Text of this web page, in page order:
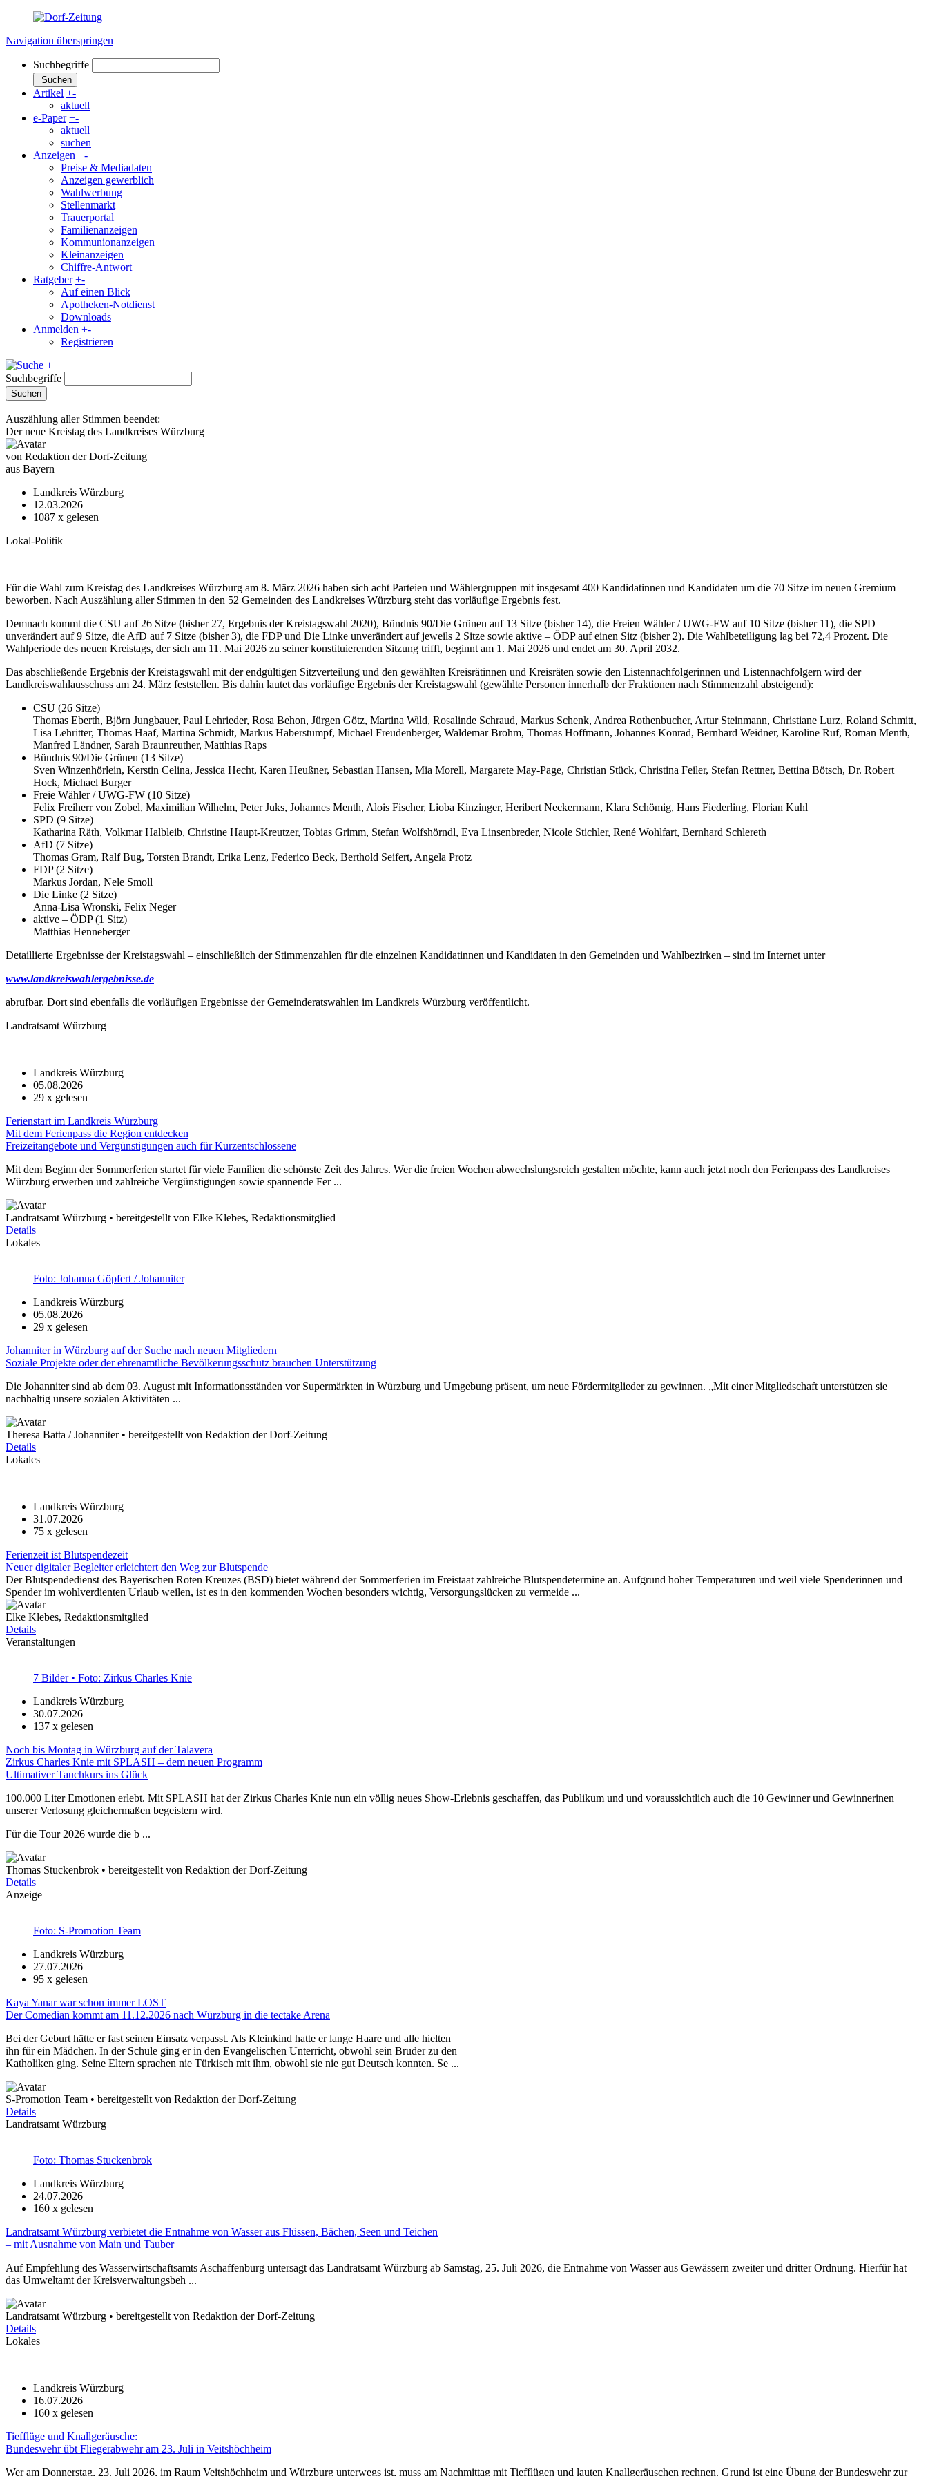
Navigation überspringen
Suchbegriffe
Suchen
Artikel +-
aktuell
e-Paper +-
aktuell
suchen
Anzeigen +-
Preise & Mediadaten
Anzeigen gewerblich
Wahlwerbung
Stellenmarkt
Trauerportal
Familienanzeigen
Kommunionanzeigen
Kleinanzeigen
Chiffre-Antwort
Ratgeber +-
Auf einen Blick
Apotheken-Notdienst
Downloads
Anmelden +-
Registrieren
+
Suchbegriffe
Suchen
Auszählung aller Stimmen beendet:
Der neue Kreistag des Landkreises Würzburg
von Redaktion der Dorf-Zeitung
aus Bayern
Landkreis Würzburg
12.03.2026
1087 x gelesen
Lokal-Politik
Für die Wahl zum Kreistag des Landkreises Würzburg am 8. März 2026 haben sich acht Parteien und Wählergruppen mit insgesamt 400 Kandidatinnen und Kandidaten um die 70 Sitze im neuen Gremium
beworben. Nach Auszählung aller Stimmen in den 52 Gemeinden des Landkreises Würzburg steht das vorläufige Ergebnis fest.
Demnach kommt die CSU auf 26 Sitze (bisher 27, Ergebnis der Kreistagswahl 2020), Bündnis 90/Die Grünen auf 13 Sitze (bisher 14), die Freien Wähler / UWG-FW auf 10 Sitze (bisher 11), die SPD
unverändert auf 9 Sitze, die AfD auf 7 Sitze (bisher 3), die FDP und Die Linke unverändert auf jeweils 2 Sitze sowie aktive – ÖDP auf einen Sitz (bisher 2). Die Wahlbeteiligung lag bei 72,4 Prozent. Die
Wahlperiode des neuen Kreistags, der sich am 11. Mai 2026 zu seiner konstituierenden Sitzung trifft, beginnt am 1. Mai 2026 und endet am 30. April 2032.
Das abschließende Ergebnis der Kreistagswahl mit der endgültigen Sitzverteilung und den gewählten Kreisrätinnen und Kreisräten sowie den Listennachfolgerinnen und Listennachfolgern wird der
Landkreiswahlausschuss am 24. März feststellen. Bis dahin lautet das vorläufige Ergebnis der Kreistagswahl (gewählte Personen innerhalb der Fraktionen nach Stimmenzahl absteigend):
CSU (26 Sitze)
Thomas Eberth, Björn Jungbauer, Paul Lehrieder, Rosa Behon, Jürgen Götz, Martina Wild, Rosalinde Schraud, Markus Schenk, Andrea Rothenbucher, Artur Steinmann, Christiane Lurz, Roland Schmitt,
Lisa Lehritter, Thomas Haaf, Martina Schmidt, Markus Haberstumpf, Michael Freudenberger, Waldemar Brohm, Thomas Hoffmann, Johannes Konrad, Bernhard Weidner, Karoline Ruf, Roman Menth,
Manfred Ländner, Sarah Braunreuther, Matthias Raps
Bündnis 90/Die Grünen (13 Sitze)
Sven Winzenhörlein, Kerstin Celina, Jessica Hecht, Karen Heußner, Sebastian Hansen, Mia Morell, Margarete May-Page, Christian Stück, Christina Feiler, Stefan Rettner, Bettina Bötsch, Dr. Robert
Hock, Michael Burger
Freie Wähler / UWG-FW (10 Sitze)
Felix Freiherr von Zobel, Maximilian Wilhelm, Peter Juks, Johannes Menth, Alois Fischer, Lioba Kinzinger, Heribert Neckermann, Klara Schömig, Hans Fiederling, Florian Kuhl
SPD (9 Sitze)
Katharina Räth, Volkmar Halbleib, Christine Haupt-Kreutzer, Tobias Grimm, Stefan Wolfshörndl, Eva Linsenbreder, Nicole Stichler, René Wohlfart, Bernhard Schlereth
AfD (7 Sitze)
Thomas Gram, Ralf Bug, Torsten Brandt, Erika Lenz, Federico Beck, Berthold Seifert, Angela Protz
FDP (2 Sitze)
Markus Jordan, Nele Smoll
Die Linke (2 Sitze)
Anna-Lisa Wronski, Felix Neger
aktive – ÖDP (1 Sitz)
Matthias Henneberger
Detaillierte Ergebnisse der Kreistagswahl – einschließlich der Stimmenzahlen für die einzelnen Kandidatinnen und Kandidaten in den Gemeinden und Wahlbezirken – sind im Internet unter
www.landkreiswahlergebnisse.de
abrufbar. Dort sind ebenfalls die vorläufigen Ergebnisse der Gemeinderatswahlen im Landkreis Würzburg veröffentlicht.
Landratsamt Würzburg
Landkreis Würzburg
05.08.2026
29 x gelesen
Ferienstart im Landkreis Würzburg
Mit dem Ferienpass die Region entdecken
Freizeitangebote und Vergünstigungen auch für Kurzentschlossene
Mit dem Beginn der Sommerferien startet für viele Familien die schönste Zeit des Jahres. Wer die freien Wochen abwechslungsreich gestalten möchte, kann auch jetzt noch den Ferienpass des Landkreises
Würzburg erwerben und zahlreiche Vergünstigungen sowie spannende Fer ...
Landratsamt Würzburg • bereitgestellt von Elke Klebes, Redaktionsmitglied
Details
Lokales
Foto: Johanna Göpfert / Johanniter
Landkreis Würzburg
05.08.2026
29 x gelesen
Johanniter in Würzburg auf der Suche nach neuen Mitgliedern
Soziale Projekte oder der ehrenamtliche Bevölkerungsschutz brauchen Unterstützung
Die Johanniter sind ab dem 03. August mit Informationsständen vor Supermärkten in Würzburg und Umgebung präsent, um neue Fördermitglieder zu gewinnen. „Mit einer Mitgliedschaft unterstützen sie
nachhaltig unsere sozialen Aktivitäten ...
Theresa Batta / Johanniter • bereitgestellt von Redaktion der Dorf-Zeitung
Details
Lokales
Landkreis Würzburg
31.07.2026
75 x gelesen
Ferienzeit ist Blutspendezeit
Neuer digitaler Begleiter erleichtert den Weg zur Blutspende
Der Blutspendedienst des Bayerischen Roten Kreuzes (BSD) bietet während der Sommerferien im Freistaat zahlreiche Blutspendetermine an. Aufgrund hoher Temperaturen und weil viele Spenderinnen und
Spender im wohlverdienten Urlaub weilen, ist es in den kommenden Wochen besonders wichtig, Versorgungslücken zu vermeide ...
Elke Klebes, Redaktionsmitglied
Details
Veranstaltungen
7 Bilder • Foto: Zirkus Charles Knie
Landkreis Würzburg
30.07.2026
137 x gelesen
Noch bis Montag in Würzburg auf der Talavera
Zirkus Charles Knie mit SPLASH – dem neuen Programm
Ultimativer Tauchkurs ins Glück
100.000 Liter Emotionen erlebt. Mit SPLASH hat der Zirkus Charles Knie nun ein völlig neues Show-Erlebnis geschaffen, das Publikum und und voraussichtlich auch die 10 Gewinner und Gewinnerinen
unserer Verlosung gleichermaßen begeistern wird.
Für die Tour 2026 wurde die b ...
Thomas Stuckenbrok • bereitgestellt von Redaktion der Dorf-Zeitung
Details
Anzeige
Foto: S-Promotion Team
Landkreis Würzburg
27.07.2026
95 x gelesen
Kaya Yanar war schon immer LOST
Der Comedian kommt am 11.12.2026 nach Würzburg in die tectake Arena
Bei der Geburt hätte er fast seinen Einsatz verpasst. Als Kleinkind hatte er lange Haare und alle hielten
ihn für ein Mädchen. In der Schule ging er in den Evangelischen Unterricht, obwohl sein Bruder zu den
Katholiken ging. Seine Eltern sprachen nie Türkisch mit ihm, obwohl sie nie gut Deutsch konnten. Se ...
S-Promotion Team • bereitgestellt von Redaktion der Dorf-Zeitung
Details
Landratsamt Würzburg
Foto: Thomas Stuckenbrok
Landkreis Würzburg
24.07.2026
160 x gelesen
Landratsamt Würzburg verbietet die Entnahme von Wasser aus Flüssen, Bächen, Seen und Teichen
– mit Ausnahme von Main und Tauber
Auf Empfehlung des Wasserwirtschaftsamts Aschaffenburg untersagt das Landratsamt Würzburg ab Samstag, 25. Juli 2026, die Entnahme von Wasser aus Gewässern zweiter und dritter Ordnung. Hierfür hat
das Umweltamt der Kreisverwaltungsbeh ...
Landratsamt Würzburg • bereitgestellt von Redaktion der Dorf-Zeitung
Details
Lokales
Landkreis Würzburg
16.07.2026
160 x gelesen
Tiefflüge und Knallgeräusche:
Bundeswehr übt Fliegerabwehr am 23. Juli in Veitshöchheim
Wer am Donnerstag, 23. Juli 2026, im Raum Veitshöchheim und Würzburg unterwegs ist, muss am Nachmittag mit Tiefflügen und lauten Knallgeräuschen rechnen. Grund ist eine Übung der Bundeswehr zur